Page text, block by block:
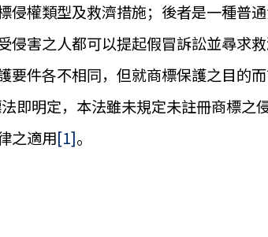
侵權類型及救濟措施；後者是一種普
侵害之人都可以提起假冒訴訟並尋求
要件各不相同，但就商標保護之目的
即明定，本法雖未規定未註冊商標之
之適用[1]。